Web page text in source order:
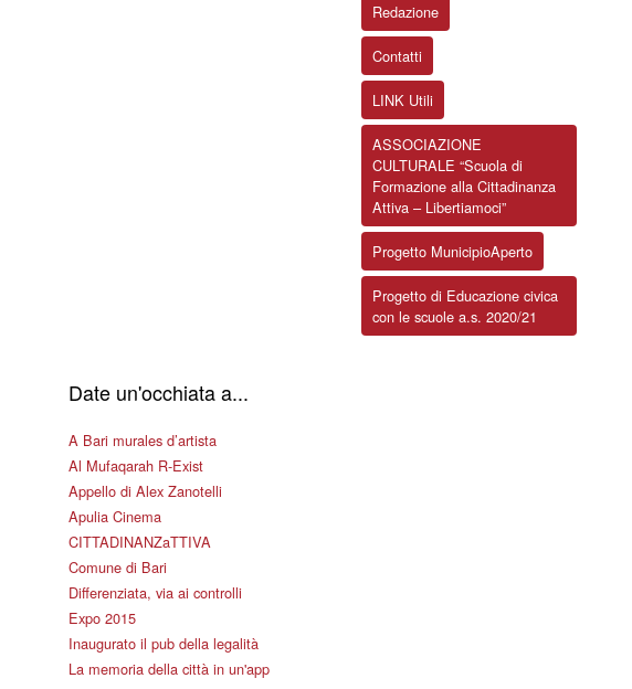
Date un'occhiata a...
A Bari murales d’artista
Al Mufaqarah R-Exist
Appello di Alex Zanotelli
Apulia Cinema
CITTADINANZaTTIVA
Comune di Bari
Differenziata, via ai controlli
Expo 2015
Inaugurato il pub della legalità
La memoria della città in un'app
Redazione
Contatti
LINK Utili
ASSOCIAZIONE
CULTURALE “Scuola di
Formazione alla Cittadinanza
Attiva – Libertiamoci”
Progetto MunicipioAperto
Progetto di Educazione civica
con le scuole a.s. 2020/21